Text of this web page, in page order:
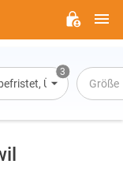
3
Übernachtung
Größe